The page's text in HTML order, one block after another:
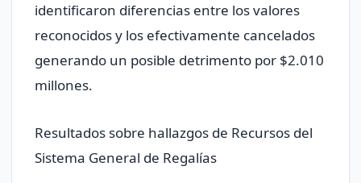
identificaron diferencias entre los valores
reconocidos y los efectivamente cancelados
generando un posible detrimento por $2.010
millones.
Resultados sobre hallazgos de Recursos del
Sistema General de Regalías